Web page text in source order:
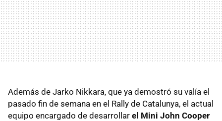
Además de Jarko Nikkara, que ya demostró su valía el
pasado fin de semana en el Rally de Catalunya, el actual
equipo encargado de desarrollar el Mini John Cooper